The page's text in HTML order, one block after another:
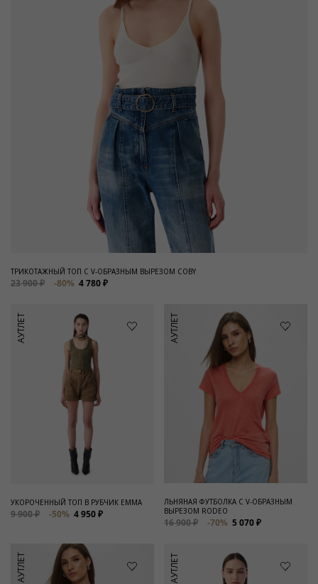
ТРИКОТАЖНЫЙ ТОП С V-ОБРАЗНЫМ ВЫРЕЗОМ COBY
23 900 ₽ -80% 4 780 ₽
АУТЛЕТ
УКОРОЧЕННЫЙ ТОП В РУБЧИК EMMA
9 900 ₽ -50% 4 950 ₽
АУТЛЕТ
ЛЬНЯНАЯ ФУТБОЛКА С V-ОБРАЗНЫМ
ВЫРЕЗОМ RODEO
16 900 ₽ -70% 5 070 ₽
АУТЛЕТ АУТЛЕТ